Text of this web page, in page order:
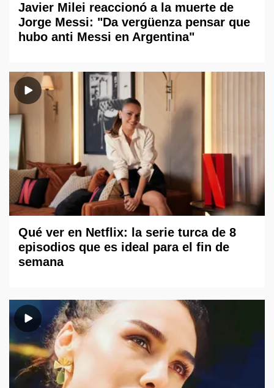
Javier Milei reaccionó a la muerte de
Jorge Messi: "Da vergüenza pensar que
hubo anti Messi en Argentina"
Qué ver en Netflix: la serie turca de 8
episodios que es ideal para el fin de
semana